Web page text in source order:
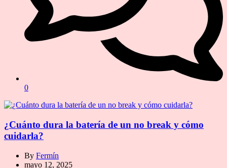
0
¿Cuánto dura la batería de un no break y cómo
cuidarla?
By Fermín
mayo 12, 2025